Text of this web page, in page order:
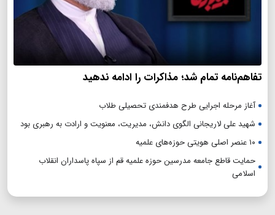
تفاهم‌نامه تمام شد؛ مذاکرات را ادامه ندهید
آغاز مرحله اجرایی طرح هدفمندی تحصیلی طلاب
شهید علی لاریجانی الگوی دانش، مدیریت، معنویت و ارادت به رهبری بود
۱۰ عنصر اصلی هویتی حوزه‌های علمیه
حمایت قاطع جامعه مدرسین حوزه علمیه قم از سپاه پاسداران انقلاب
اسلامی